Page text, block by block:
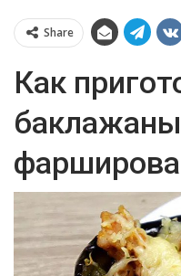
Share
Как